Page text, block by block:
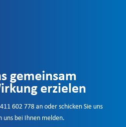
gemeinsam
erzielen
602 778 an oder schicken Sie uns
bei Ihnen melden.